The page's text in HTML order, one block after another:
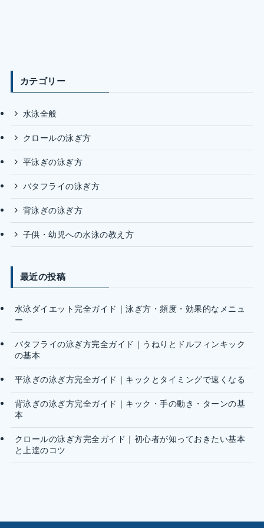
カテゴリー
水泳全般
クロールの泳ぎ方
平泳ぎの泳ぎ方
バタフライの泳ぎ方
背泳ぎの泳ぎ方
子供・幼児への水泳の教え方
最近の投稿
水泳ダイエット完全ガイド｜泳ぎ方・頻度・効果的なメニュ
ー
バタフライの泳ぎ方完全ガイド｜うねりとドルフィンキック
の基本
平泳ぎの泳ぎ方完全ガイド｜キックとタイミングで速くなる
背泳ぎの泳ぎ方完全ガイド｜キック・手の動き・ターンの基
本
クロールの泳ぎ方完全ガイド｜初心者が知っておきたい基本
と上達のコツ